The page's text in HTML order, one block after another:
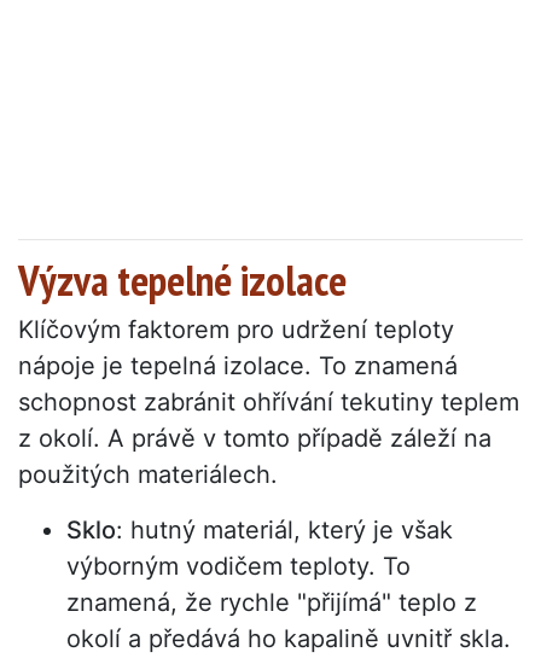
Výzva tepelné izolace
Klíčovým faktorem pro udržení teploty
nápoje je tepelná izolace. To znamená
schopnost zabránit ohřívání tekutiny teplem
z okolí. A právě v tomto případě záleží na
použitých materiálech.
Sklo: hutný materiál, který je však
výborným vodičem teploty. To
znamená, že rychle "přijímá" teplo z
okolí a předává ho kapalině uvnitř skla.